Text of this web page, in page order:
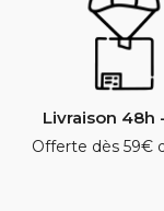
Livraison 48h
Offerte dès 59€